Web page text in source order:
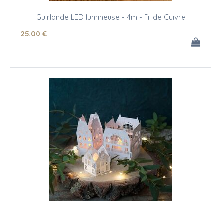
Guirlande LED lumineuse - 4m - Fil de Cuivre
25.00 €